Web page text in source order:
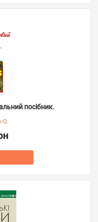
посібник.
О.